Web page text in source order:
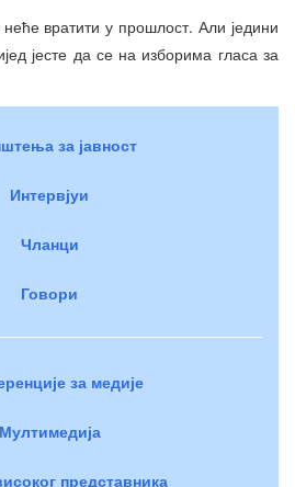
вратити у прошлост. Али једини
јесте да се на изборима гласа за
за јавност
Интервјуи
Чланци
Говори
за медије
Мултимедија
представника